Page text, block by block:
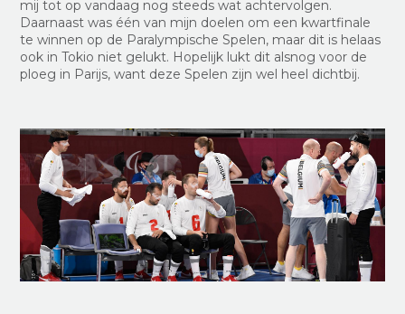
mij tot op vandaag nog steeds wat achtervolgen.
Daarnaast was één van mijn doelen om een kwartfinale
te winnen op de Paralympische Spelen, maar dit is helaas
ook in Tokio niet gelukt. Hopelijk lukt dit alsnog voor de
ploeg in Parijs, want deze Spelen zijn wel heel dichtbij.